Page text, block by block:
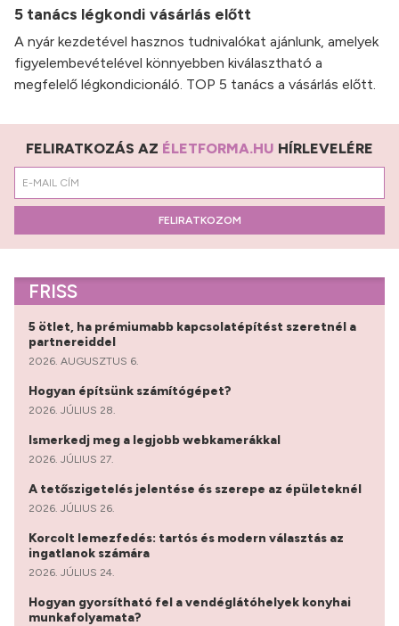
5 tanács légkondi vásárlás előtt
A nyár kezdetével hasznos tudnivalókat ajánlunk, amelyek
figyelembevételével könnyebben kiválasztható a
megfelelő légkondicionáló. TOP 5 tanács a vásárlás előtt.
FELIRATKOZÁS AZ ÉLETFORMA.HU HÍRLEVELÉRE
FELIRATKOZOM
FRISS
5 ötlet, ha prémiumabb kapcsolatépítést szeretnél a
partnereiddel
2026. AUGUSZTUS 6.
Hogyan építsünk számítógépet?
2026. JÚLIUS 28.
Ismerkedj meg a legjobb webkamerákkal
2026. JÚLIUS 27.
A tetőszigetelés jelentése és szerepe az épületeknél
2026. JÚLIUS 26.
Korcolt lemezfedés: tartós és modern választás az
ingatlanok számára
2026. JÚLIUS 24.
Hogyan gyorsítható fel a vendéglátóhelyek konyhai
munkafolyamata?